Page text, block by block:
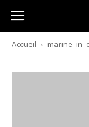
Australia-
australie.com
Accueil